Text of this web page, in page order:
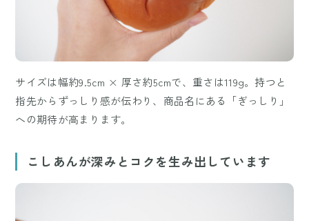
サイズは幅約9.5cm × 厚さ約5cmで、重さは119g。持つと
指先からずっしり感が伝わり、商品名にある「ぎっしり」
への期待が高まります。
こしあんが深みとコクを生み出しています